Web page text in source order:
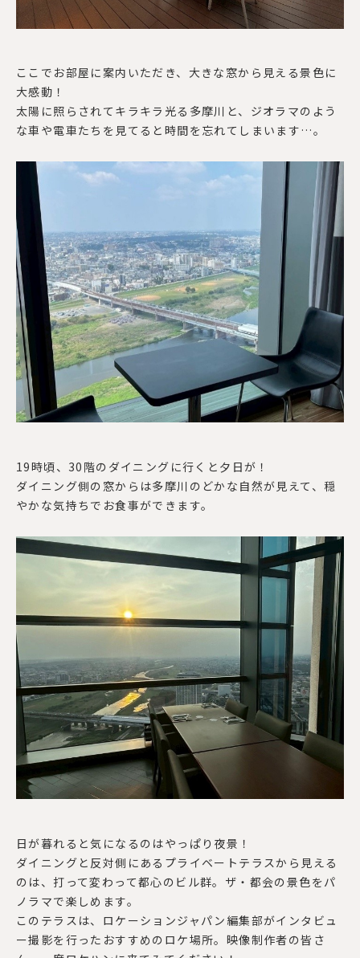
ここでお部屋に案内いただき、大きな窓から見える景色に
大感動！
太陽に照らされてキラキラ光る多摩川と、ジオラマのよう
な車や電車たちを見てると時間を忘れてしまいます…。
19時頃、 30 階のダイニングに行くと夕日が！
ダイニング側の窓からは多摩川のどかな自然が見えて、穏
やかな気持ちでお食事ができます。
日が暮れると気になるのはやっぱり夜景！
ダイニングと反対側にあるプライベートテラスから見える
のは、打って変わって都心のビル群。ザ・都会の景色をパ
ノラマで楽しめます。
このテラスは、ロケーションジャパン編集部がインタビュ
ー撮影を行ったおすすめのロケ場所。映像制作者の皆さ